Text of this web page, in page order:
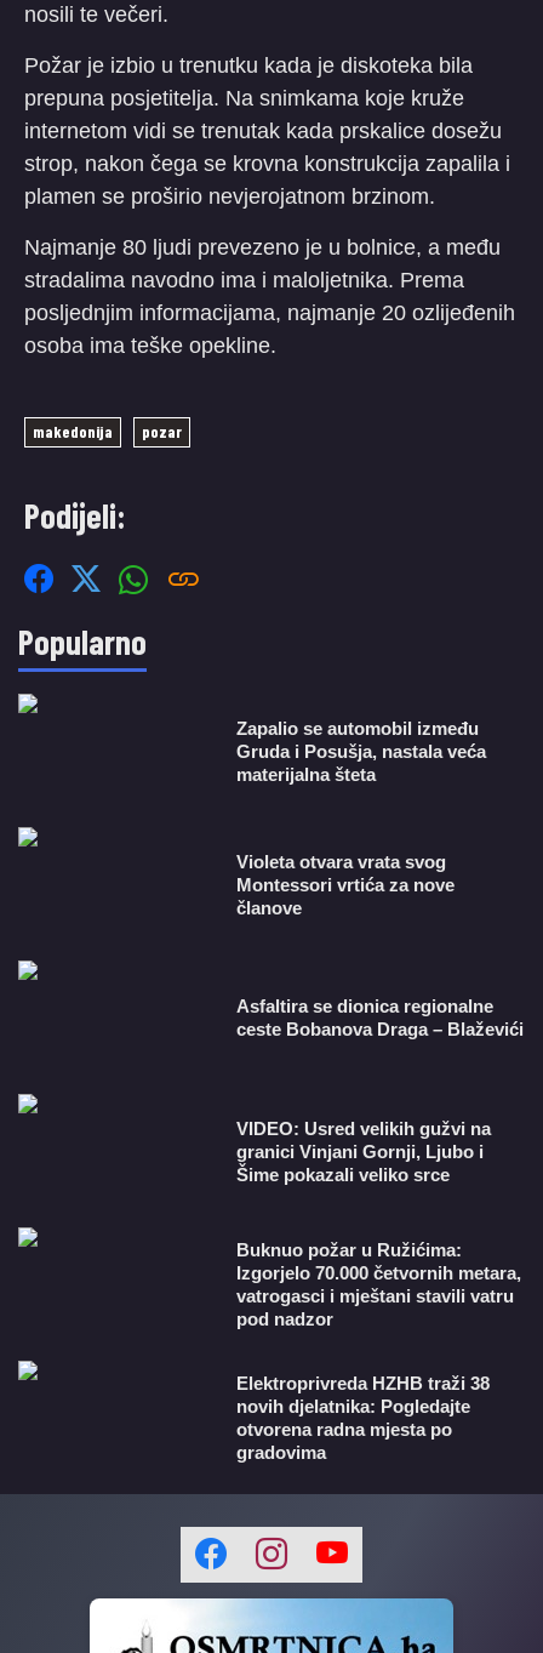
nosili te večeri.
Požar je izbio u trenutku kada je diskoteka bila
prepuna posjetitelja. Na snimkama koje kruže
internetom vidi se trenutak kada prskalice dosežu
strop, nakon čega se krovna konstrukcija zapalila i
plamen se proširio nevjerojatnom brzinom.
Najmanje 80 ljudi prevezeno je u bolnice, a među
stradalima navodno ima i maloljetnika. Prema
posljednjim informacijama, najmanje 20 ozlijeđenih
osoba ima teške opekline.
makedonija pozar
Podijeli:
Popularno
Zapalio se automobil između
Gruda i Posušja, nastala veća
materijalna šteta
Violeta otvara vrata svog
Montessori vrtića za nove
članove
Asfaltira se dionica regionalne
ceste Bobanova Draga – Blaževići
VIDEO: Usred velikih gužvi na
granici Vinjani Gornji, Ljubo i
Šime pokazali veliko srce
Buknuo požar u Ružićima:
Izgorjelo 70.000 četvornih metara,
vatrogasci i mještani stavili vatru
pod nadzor
​Elektroprivreda HZHB traži 38
novih djelatnika: Pogledajte
otvorena radna mjesta po
gradovima